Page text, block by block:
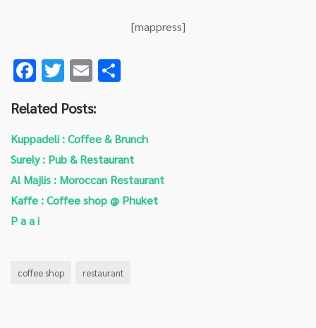
[mappress]
F
e
b
o
o
k
T
tt
er
E
ai
l e
Related Posts:
Kuppadeli : Coffee & Brunch
Surely : Pub & Restaurant
Al Majlis : Moroccan Restaurant
Kaffe : Coffee shop @ Phuket
P a a i
coffee shop restaurant